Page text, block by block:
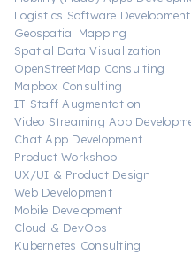
Logistics Software Development
Geospatial Mapping
Spatial Data Visualization
OpenStreetMap Consulting
Mapbox Consulting
IT Staff Augmentation
Video Streaming App
Chat App Development
Product Workshop
UX/UI & Product Design
Web Development
Mobile Development
Cloud & DevOps
Kubernetes Consulting